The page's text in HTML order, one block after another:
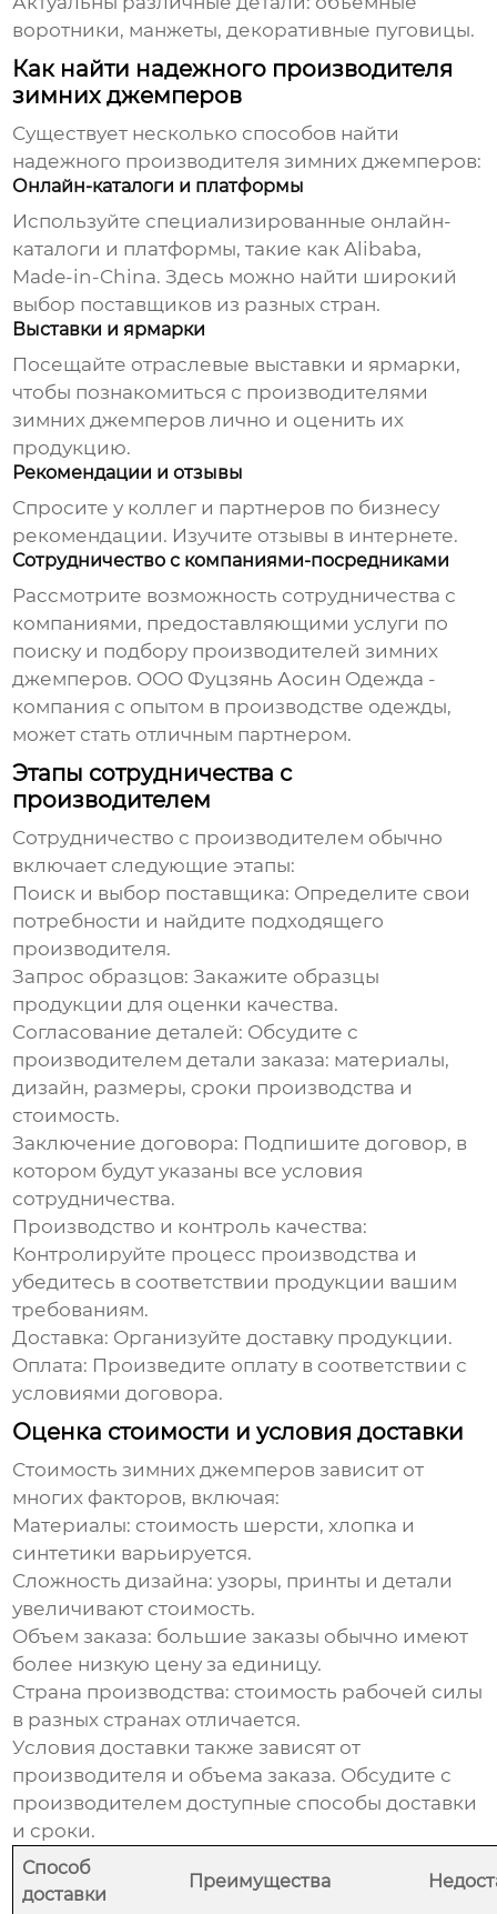
воротники, манжеты, декоративные пуговицы.
Как найти надежного производителя
зимних джемперов
Существует несколько способов найти
надежного производителя зимних джемперов:
Онлайн-каталоги и платформы
Используйте специализированные онлайн-
каталоги и платформы, такие как Alibaba,
Made-in-China. Здесь можно найти широкий
выбор поставщиков из разных стран.
Выставки и ярмарки
Посещайте отраслевые выставки и ярмарки,
чтобы познакомиться с производителями
зимних джемперов лично и оценить их
продукцию.
Рекомендации и отзывы
Спросите у коллег и партнеров по бизнесу
рекомендации. Изучите отзывы в интернете.
Сотрудничество с компаниями-посредниками
Рассмотрите возможность сотрудничества с
компаниями, предоставляющими услуги по
поиску и подбору производителей зимних
джемперов. ООО Фуцзянь Аосин Одежда -
компания с опытом в производстве одежды,
может стать отличным партнером.
Этапы сотрудничества с
производителем
Сотрудничество с производителем обычно
включает следующие этапы:
Поиск и выбор поставщика: Определите свои
потребности и найдите подходящего
производителя.
Запрос образцов: Закажите образцы
продукции для оценки качества.
Согласование деталей: Обсудите с
производителем детали заказа: материалы,
дизайн, размеры, сроки производства и
стоимость.
Заключение договора: Подпишите договор, в
котором будут указаны все условия
сотрудничества.
Производство и контроль качества:
Контролируйте процесс производства и
убедитесь в соответствии продукции вашим
требованиям.
Доставка: Организуйте доставку продукции.
Оплата: Произведите оплату в соответствии с
условиями договора.
Оценка стоимости и условия доставки
Стоимостьзимних джемперов зависит от
многих факторов, включая:
Материалы: стоимость шерсти, хлопка и
синтетики варьируется.
Сложность дизайна: узоры, принты и детали
увеличивают стоимость.
Объем заказа: большие заказы обычно имеют
более низкую цену за единицу.
Страна производства: стоимость рабочей силы
в разных странах отличается.
Условия доставки также зависят от
производителя и объема заказа. Обсудите с
производителем доступные способы доставки
и сроки.
Способ
доставки
Преимущества